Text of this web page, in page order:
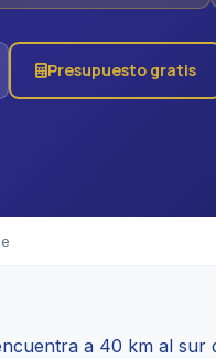
Presupuesto gratis
a 40 km al sur